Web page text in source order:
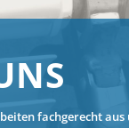
fachgerecht